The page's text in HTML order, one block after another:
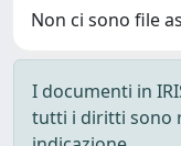
Non ci sono file
I documenti in
tutti i diritti sono